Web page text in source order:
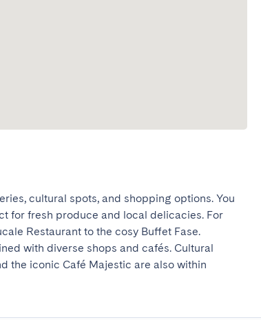
cultural spots, and shopping options. You
for fresh produce and local delicacies. For
Restaurant to the cosy Buffet Fase.
with diverse shops and cafés. Cultural
the iconic Café Majestic are also within